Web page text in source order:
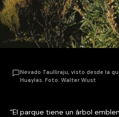
Nevado Taulliraju, visto desde la
Huaylas. Foto: Walter Wust
“El parque tiene un árbol